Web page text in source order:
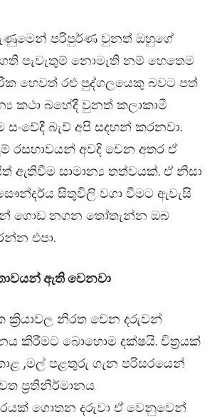
පරිපුර්ණ වුනත් ඔහුගේ
පැවැතුම් නොමැති නම් හෙතෙම
හෙවත් රළු පුද්ගලයෙකු බවට පත්
කථා බහේදී වුනත් කලාකාමී
බැව් අපි සදහන් කරනවා.
රසභාවයන් අවදි වෙන අතර ඒ
ඇතිවීම සාමාන්‍ය තත්වයක්. ඒ නිසා
සිතුවිලි වගා වීමට ඇවැසි
ගොඩ නගන තෝතැන්න ඔබ
එපා.
ඇති වෙනවා
ක්‍රියාවල නිරත වෙන දරුවන්
කිරීමට බොහොම දක්ෂයි. චිත්‍රයක්
,මල් පළතුරු ගැන පරිසරයෙන්
ප්‍රතිනිර්මානය
ගොතන දරුවා ඒ වෙනුවෙන්